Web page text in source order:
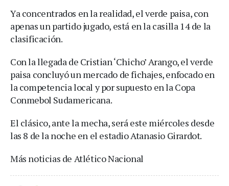
Ya concentrados en la realidad, el verde paisa, con
apenas un partido jugado, está en la casilla 14 de la
clasificación.
Con la llegada de Cristian ‘Chicho’ Arango, el verde
paisa concluyó un mercado de fichajes, enfocado en
la competencia local y por supuesto en la Copa
Conmebol Sudamericana.
El clásico, ante la mecha, será este miércoles desde
las 8 de la noche en el estadio Atanasio Girardot.
Más noticias de Atlético Nacional